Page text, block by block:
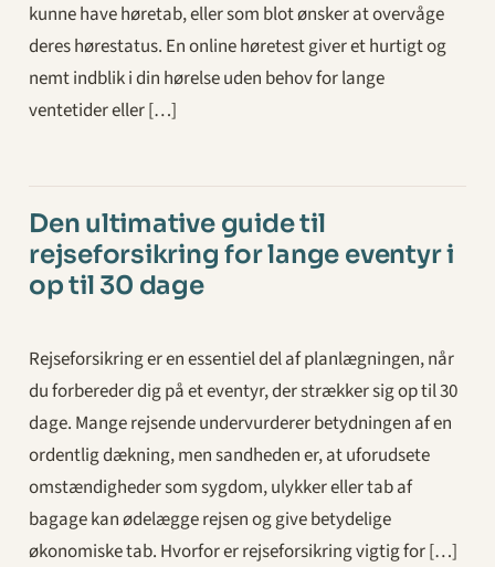
kunne have høretab, eller som blot ønsker at overvåge
deres hørestatus. En online høretest giver et hurtigt og
nemt indblik i din hørelse uden behov for lange
ventetider eller […]
Den ultimative guide til
rejseforsikring for lange eventyr i
op til 30 dage
Rejseforsikring er en essentiel del af planlægningen, når
du forbereder dig på et eventyr, der strækker sig op til 30
dage. Mange rejsende undervurderer betydningen af en
ordentlig dækning, men sandheden er, at uforudsete
omstændigheder som sygdom, ulykker eller tab af
bagage kan ødelægge rejsen og give betydelige
økonomiske tab. Hvorfor er rejseforsikring vigtig for […]